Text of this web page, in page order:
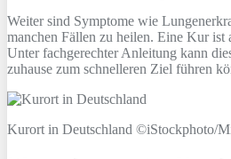
Weiter sind Symptome wie
manchen Fällen zu heilen. Eine Kur
Unter fachgerechter Anleitung kann
zuhause zum schnelleren Ziel führen
Kurort in Deutschland ©iStockphoto/